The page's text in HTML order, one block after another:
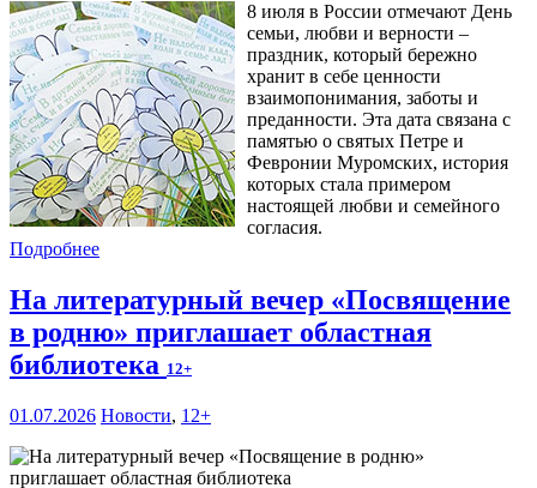
8 июля в России отмечают День
семьи, любви и верности –
праздник, который бережно
хранит в себе ценности
взаимопонимания, заботы и
преданности. Эта дата связана с
памятью о святых Петре и
Февронии Муромских, история
которых стала примером
настоящей любви и семейного
согласия.
Подробнее
На литературный вечер «Посвящение
в родню» приглашает областная
библиотека 12+
01.07.2026 Новости, 12+